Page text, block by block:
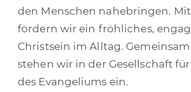
den Menschen nahebringen.
fördern wir ein fröhliches,
Christsein im Alltag.
stehen wir in der Gesellschaft
des Evangeliums ein.